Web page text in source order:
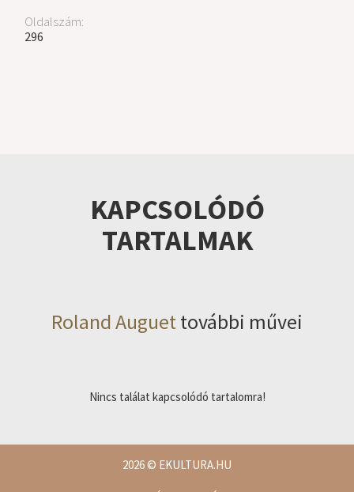
Oldalszám:
296
KAPCSOLÓDÓ
TARTALMAK
Roland Auguettovábbi művei
Nincs találat kapcsolódó tartalomra!
2026© EKULTURA.HU